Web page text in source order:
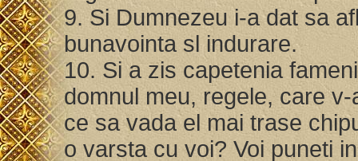
9. Si Dumnezeu i-a dat sa
bunavointa sl indurare.
10. Si a zis capetenia
domnul meu, regele, care
ce sa vada el mai trase
o varsta cu voi? Voi puneti